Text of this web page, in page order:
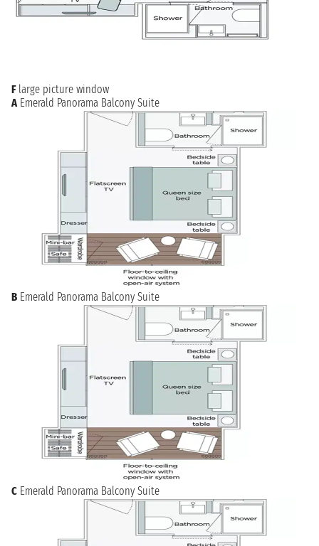
F large picture window
A Emerald Panorama Balcony Suite
B Emerald Panorama Balcony Suite
C Emerald Panorama Balcony Suite